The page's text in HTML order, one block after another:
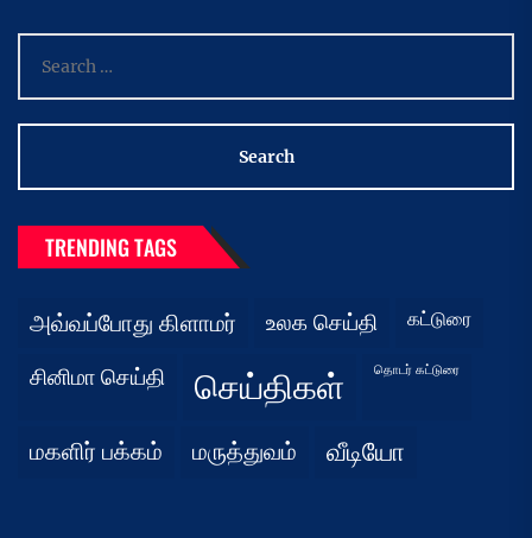
for:
TRENDING TAGS
அவ்வப்போது கிளாமர் உலக செய்தி கட்டுரை
சினிமா செய்தி செய்திகள் தொடர் கட்டுரை
மகளிர் பக்கம் மருத்துவம் வீடியோ